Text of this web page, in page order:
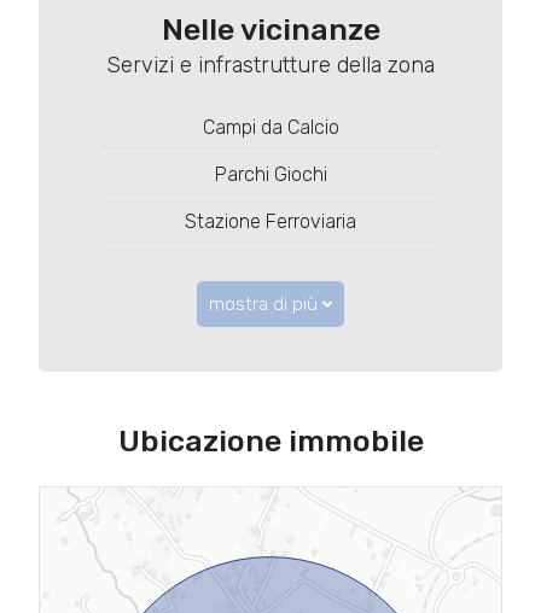
Nelle vicinanze
Servizi e infrastrutture della zona
Campi da Calcio
Parchi Giochi
Stazione Ferroviaria
mostra di più
Ubicazione immobile